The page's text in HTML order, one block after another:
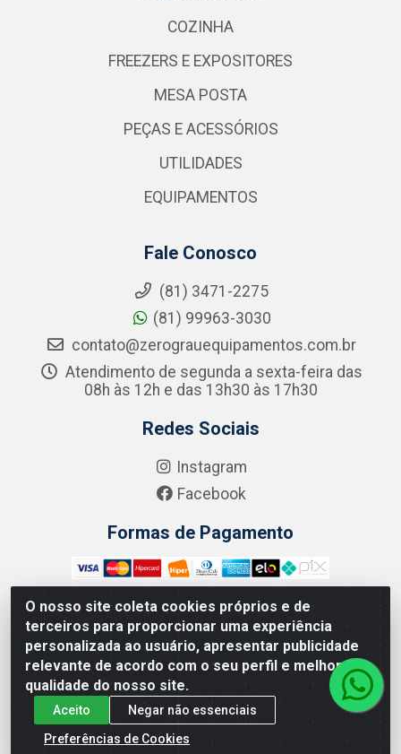
O nosso site coleta cookies próprios e de
terceiros para proporcionar uma experiência
personalizada ao usuário, apresentar publicidade
relevante de acordo com o seu perfil e melhorar a
qualidade do nosso site.
Aceito
Negar não essenciais
Preferências de Cookies
COZINHA
FREEZERS E EXPOSITORES
MESA POSTA
PEÇAS E ACESSÓRIOS
UTILIDADES
EQUIPAMENTOS
Fale Conosco
(81) 3471-2275
(81) 99963-3030
contato@zerograuequipamentos.com.br
Atendimento de segunda a sexta-feira das
08h às 12h e das 13h30 às 17h30
Redes Sociais
Instagram
Facebook
Formas de Pagamento
Zero Grau - Rua Jean Emile Favre, 746 - Ipsep,
Recife/PE - CEP 51.190-450 - CNPJ 09.132.989/0001-61